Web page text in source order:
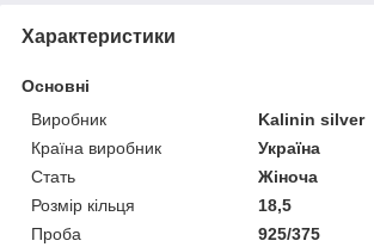
Характеристики
Основні
Виробник
Kalinin silver
Країна виробник
Україна
Стать
Жіноча
Розмір кільця
18,5
Проба
925/375